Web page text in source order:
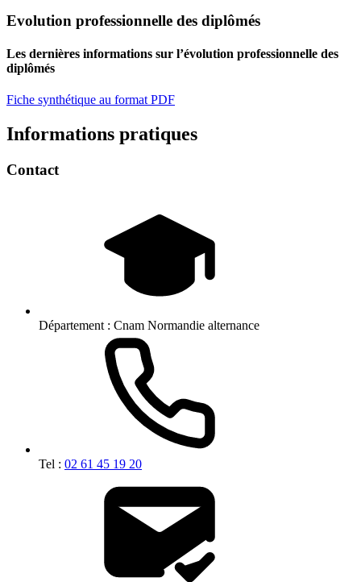
Evolution professionnelle des diplômés
Les dernières informations sur l’évolution professionnelle des
diplômés
Fiche synthétique au format PDF
Informations pratiques
Contact
Département : Cnam Normandie alternance
Tel : 02 61 45 19 20